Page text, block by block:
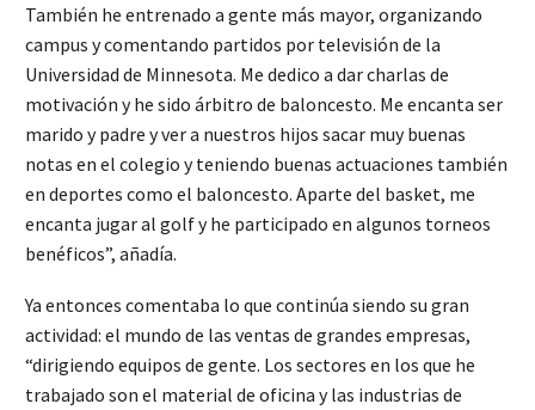
También he entrenado a gente más mayor, organizando
campus y comentando partidos por televisión de la
Universidad de Minnesota. Me dedico a dar charlas de
motivación y he sido árbitro de baloncesto. Me encanta ser
marido y padre y ver a nuestros hijos sacar muy buenas
notas en el colegio y teniendo buenas actuaciones también
en deportes como el baloncesto. Aparte del basket, me
encanta jugar al golf y he participado en algunos torneos
benéficos”, añadía.
Ya entonces comentaba lo que continúa siendo su gran
actividad: el mundo de las ventas de grandes empresas,
“dirigiendo equipos de gente. Los sectores en los que he
trabajado son el material de oficina y las industrias de